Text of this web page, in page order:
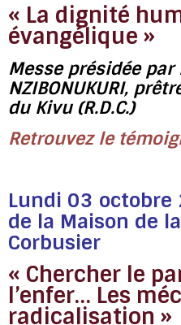
« La dignité
évangélique »
Messe présidée par
NZIBONUKURI,
du Kivu (R.D.C.)
Retrouvez le
Lundi 03
de la Maison de
Corbusier
« Chercher le
l’enfer… Les
radicalisation »